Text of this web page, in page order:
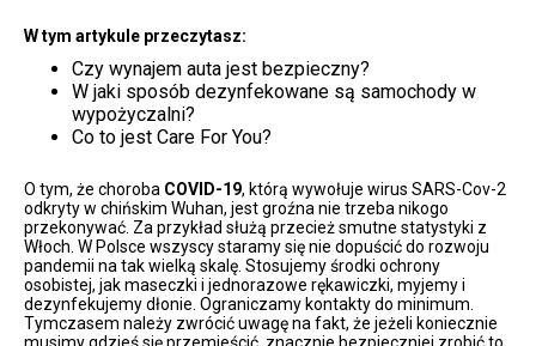
W tym artykule przeczytasz:
Czy wynajem auta jest bezpieczny?
W jaki sposób dezynfekowane są samochody w
wypożyczalni?
Co to jest Care For You?
O tym, że choroba COVID-19, którą wywołuje wirus SARS-Cov-2
odkryty w chińskim Wuhan, jest groźna nie trzeba nikogo
przekonywać. Za przykład służą przecież smutne statystyki z
Włoch. W Polsce wszyscy staramy się nie dopuścić do rozwoju
pandemii na tak wielką skalę. Stosujemy środki ochrony
osobistej, jak maseczki i jednorazowe rękawiczki, myjemy i
dezynfekujemy dłonie. Ograniczamy kontakty do minimum.
Tymczasem należy zwrócić uwagę na fakt, że jeżeli koniecznie